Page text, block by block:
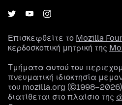
Επισκεφθείτε το Mozilla
κερδοσκοπική μητρική της
Τμήματα αυτού του
πνευματική ιδιοκτησία
του mozilla.org
διατίθεται στο πλαίσιο της